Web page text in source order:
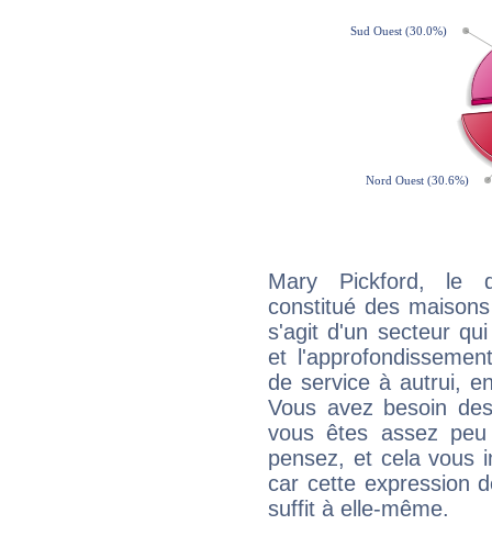
Mary Pickford, le
constitué des
s'agit d'un secteur
et
de service à autrui,
Vous avez besoin
vous êtes assez
pensez, et cela vous
car cette expression
suffit à elle-même.